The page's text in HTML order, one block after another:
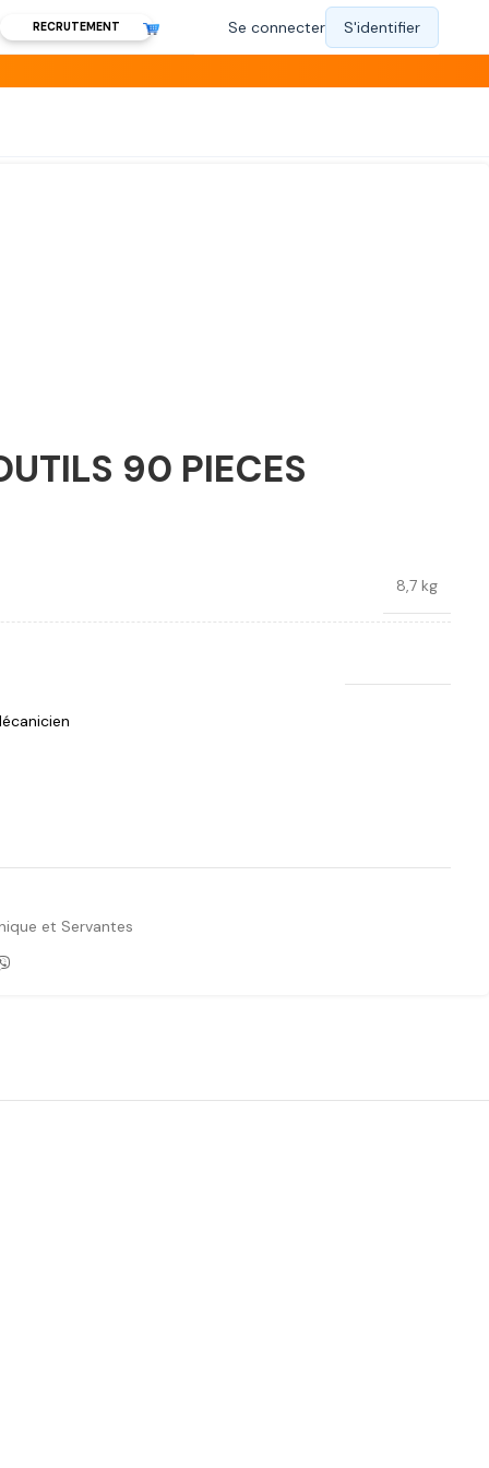
RECRUTEMENT
90 PIECES
8,7 kg
et Servantes